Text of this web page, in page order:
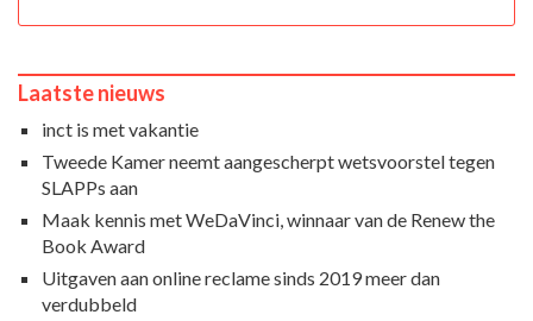
Laatste nieuws
inct is met vakantie
Tweede Kamer neemt aangescherpt wetsvoorstel tegen
SLAPPs aan
Maak kennis met WeDaVinci, winnaar van de Renew the
Book Award
Uitgaven aan online reclame sinds 2019 meer dan
verdubbeld